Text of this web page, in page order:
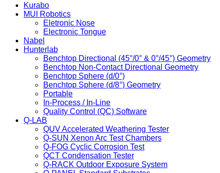
Kurabo
MUI Robotics
Eletronic Nose
Electronic Tongue
Nabel
Hunterlab
Benchtop Directional (45°/0° & 0°/45°) Geometry
Benchtop Non-Contact Directional Geometry
Benchtop Sphere (d/0°)
Benchtop Sphere (d/8°) Geometry
Portable
In-Process / In-Line
Quality Control (QC) Software
Q-LAB
QUV Accelerated Weathering Tester
Q-SUN Xenon Arc Test Chambers
Q-FOG Cyclic Corrosion Test
QCT Condensation Tester
Q-RACK Outdoor Exposure System